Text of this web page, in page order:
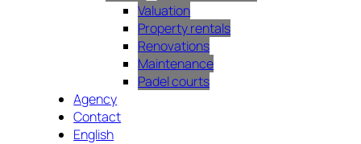
Valuation
Property rentals
Renovations
Maintenance
Padel courts
Agency
Contact
English